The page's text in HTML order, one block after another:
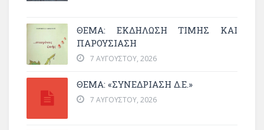
ΘΈΜΑ: ΕΚΔΉΛΩΣΗ ΤΙΜΉΣ ΚΑΙ
ΠΑΡΟΥΣΊΑΣΗ
7 ΑΥΓΟΎΣΤΟΥ, 2026
ΘΕΜΑ: «ΣΥΝΕΔΡΊΑΣΗ Δ.Ε.»
7 ΑΥΓΟΎΣΤΟΥ, 2026